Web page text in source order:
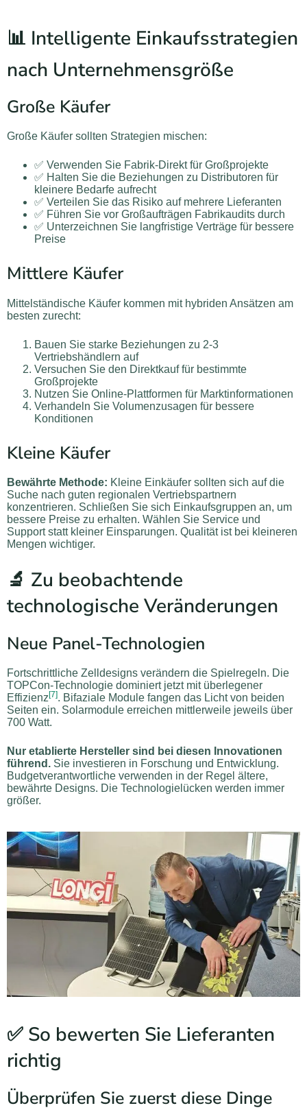
📊 Intelligente Einkaufsstrategien
nach Unternehmensgröße
Große Käufer
Große Käufer sollten Strategien mischen:
✅ Verwenden Sie Fabrik-Direkt für Großprojekte
✅ Halten Sie die Beziehungen zu Distributoren für
kleinere Bedarfe aufrecht
✅ Verteilen Sie das Risiko auf mehrere Lieferanten
✅ Führen Sie vor Großaufträgen Fabrikaudits durch
✅ Unterzeichnen Sie langfristige Verträge für bessere
Preise
Mittlere Käufer
Mittelständische Käufer kommen mit hybriden Ansätzen am
besten zurecht:
Bauen Sie starke Beziehungen zu 2-3
Vertriebshändlern auf
Versuchen Sie den Direktkauf für bestimmte
Großprojekte
Nutzen Sie Online-Plattformen für Marktinformationen
Verhandeln Sie Volumenzusagen für bessere
Konditionen
Kleine Käufer
Bewährte Methode: Kleine Einkäufer sollten sich auf die
Suche nach guten regionalen Vertriebspartnern
konzentrieren. Schließen Sie sich Einkaufsgruppen an, um
bessere Preise zu erhalten. Wählen Sie Service und
Support statt kleiner Einsparungen. Qualität ist bei kleineren
Mengen wichtiger.
🔬 Zu beobachtende
technologische Veränderungen
Neue Panel-Technologien
Fortschrittliche Zelldesigns verändern die Spielregeln. Die
TOPCon-Technologie dominiert jetzt mit überlegener
Effizienz[7]. Bifaziale Module fangen das Licht von beiden
Seiten ein. Solarmodule erreichen mittlerweile jeweils über
700 Watt.
Nur etablierte Hersteller sind bei diesen Innovationen
führend. Sie investieren in Forschung und Entwicklung.
Budgetverantwortliche verwenden in der Regel ältere,
bewährte Designs. Die Technologielücken werden immer
größer.
✅ So bewerten Sie Lieferanten
richtig
Überprüfen Sie zuerst diese Dinge